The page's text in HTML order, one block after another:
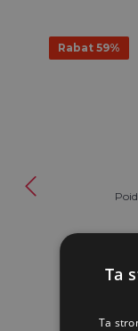
Rabat 59%
Ta
Ta